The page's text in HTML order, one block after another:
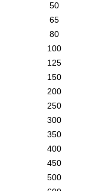
50
65
80
100
125
150
200
250
300
350
400
450
500